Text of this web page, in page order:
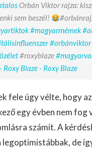
Orbán Viktor rajza:
sem beszél!
#magyarmémek
#orbánviktor
#roxyblaze
Blaze - Roxy Blaze
fele úgy vélte, hogy
egy évben nem fog
számít. A
legoptimistábbak, de